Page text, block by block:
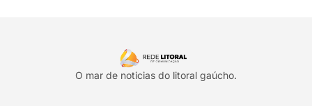
O mar de noticias do litoral gaúcho.